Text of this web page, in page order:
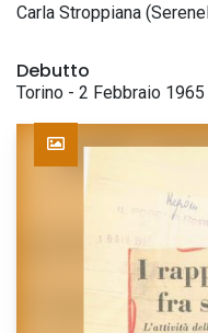
Carla Stroppiana
Debutto
Torino - 2 Febbraio